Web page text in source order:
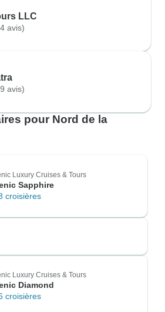
LLC
avis)
avis)
pour Nord de la
Luxury Cruises & Tours
Sapphire
croisières
Luxury Cruises & Tours
Diamond
croisières